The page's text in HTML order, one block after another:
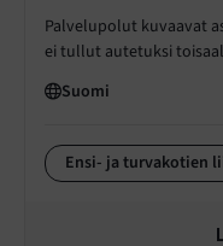
Palvelupolut kuvaavat
ei tullut autetuksi
Suomi
Ensi- ja turvakotien